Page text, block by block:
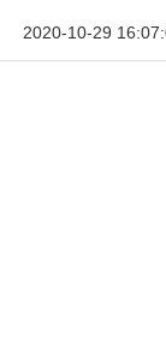
2020-10-29